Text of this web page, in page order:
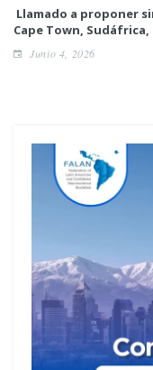
Llamado a proponer
Cape Town, Sudáfrica,
Junio 4, 2026